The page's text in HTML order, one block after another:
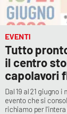
EVENTI
Tutto
il centro
capolavori
Dal 19 al 21 giugno
evento che si
richiamo per